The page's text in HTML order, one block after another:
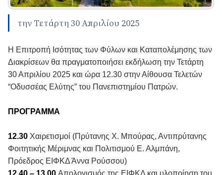
την Τετάρτη 30 Απριλίου 2025
Η Επιτροπή Ισότητας των Φύλων και Καταπολέμησης των
Διακρίσεων θα πραγματοποιήσει εκδήλωση την Τετάρτη
30 Απριλίου 2025 και ώρα 12.30 στην Αίθουσα Τελετών
“Οδυσσέας Ελύτης” του Πανεπιστημίου Πατρών.
ΠΡΟΓΡΑΜΜΑ
12.30 Χαιρετισμοί (Πρύτανης Χ. Μπούρας, Αντιπρύτανης
Φοιτητικής Μέριμνας και Πολιτισμού Ε. Αλμπάνη,
Πρόεδρος ΕΙΦΚΔ Άννα Ρούσσου)